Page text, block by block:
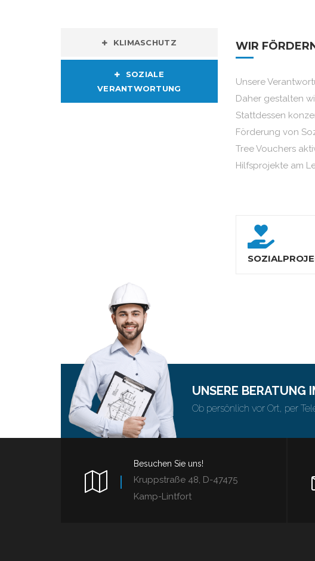
KLIMASCHUTZ
SOZIALE
VERANTWORTUNG
WIR
Unsere
Daher gestalten
Stattdessen
Förderung von
Tree Vouchers
Hilfsprojekte am
UNSERE BERATUNG
Ob persönlich vor Ort, per
Besuchen Sie uns!
Kruppstraße 48, D-47475
Kamp-Lintfort